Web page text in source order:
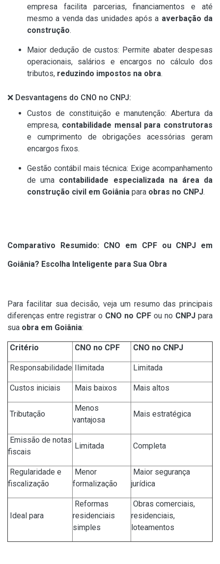
empresa facilita parcerias, financiamentos e até
mesmo a venda das unidades após a averbação da
construção.
Maior dedução de custos: Permite abater despesas
operacionais, salários e encargos no cálculo dos
tributos, reduzindo impostos na obra.
❌ Desvantagens do CNO no CNPJ:
Custos de constituição e manutenção: Abertura da
empresa, contabilidade mensal para construtoras
e cumprimento de obrigações acessórias geram
encargos fixos.
Gestão contábil mais técnica: Exige acompanhamento
de uma contabilidade especializada na área da
construção civil em Goiânia para obras no CNPJ.
Comparativo Resumido: CNO em CPF ou CNPJ em
Goiânia? Escolha Inteligente para Sua Obra
Para facilitar sua decisão, veja um resumo das principais
diferenças entre registrar o CNO no CPF ou no CNPJ para
sua obra em Goiânia:
Critério CNO no CPF CNO no CNPJ
Responsabilidade Ilimitada Limitada
Custos iniciais Mais baixos Mais altos
Tributação
Menos
vantajosa
Mais estratégica
Emissão de notas
fiscais
Limitada Completa
Regularidade e
fiscalização
Menor
formalização
Maior segurança
jurídica
Ideal para
Reformas
residenciais
simples
Obras comerciais,
residenciais,
loteamentos